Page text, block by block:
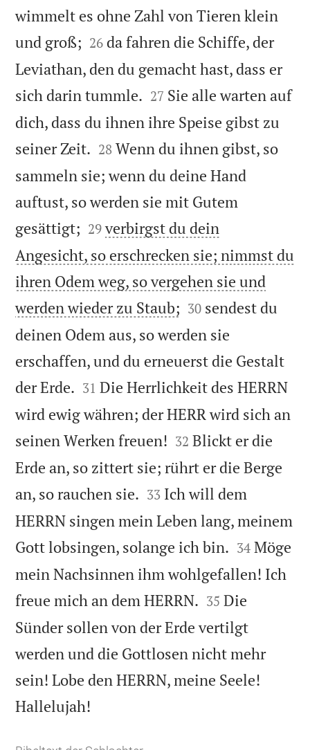
wimmelt es ohne Zahl von Tieren klein
und groß; 

26 da fahren die Schiffe, der
Leviathan, den du gemacht hast, dass er
sich darin tummle. 

27 Sie alle warten auf
dich, dass du ihnen ihre Speise gibst zu
seiner Zeit. 

28 Wenn du ihnen gibst, so
sammeln sie; wenn du deine Hand
auftust, so werden sie mit Gutem
gesättigt; 

29 verbirgst du dein
Angesicht, so erschrecken sie; nimmst du
ihren Odem weg, so vergehen sie und
werden wieder zu Staub; 

30 sendest du
deinen Odem aus, so werden sie
erschaffen, und du erneuerst die Gestalt
der Erde. 

31 Die Herrlichkeit des HERRN
wird ewig währen; der HERR wird sich an
seinen Werken freuen! 

32 Blickt er die
Erde an, so zittert sie; rührt er die Berge
an, so rauchen sie. 

33 Ich will dem
HERRN singen mein Leben lang, meinem
Gott lobsingen, solange ich bin. 

34 Möge
mein Nachsinnen ihm wohlgefallen! Ich
freue mich an dem HERRN. 

35 Die
Sünder sollen von der Erde vertilgt
werden und die Gottlosen nicht mehr
sein! Lobe den HERRN, meine Seele!
Hallelujah!